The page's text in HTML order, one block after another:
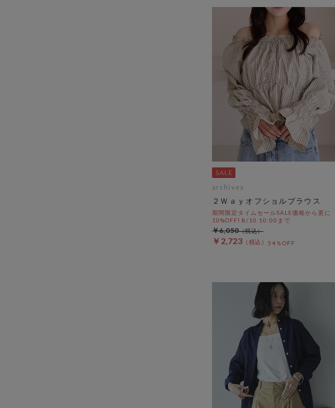
archives
２Ｗａｙオフショルブラウス
期間限定タイムセールSALE価格から更に
10%OFF! 8/10 10:00まで
￥2,723 54％OFF
￥6,050